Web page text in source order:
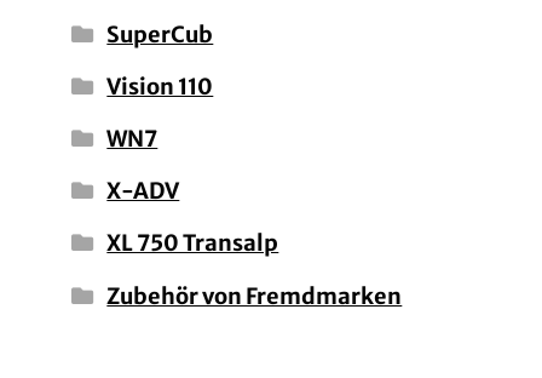
SuperCub
Vision 110
WN7
X-ADV
XL 750 Transalp
Zubehör von Fremdmarken